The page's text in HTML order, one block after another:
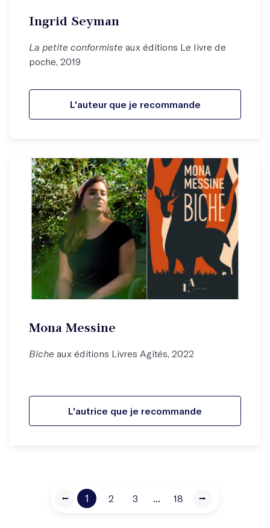
Ingrid Seyman
La petite conformiste aux éditions Le livre de
poche, 2019
L'auteur que je recommande
Mona Messine
Biche aux éditions Livres Agités, 2022
L'autrice que je recommande
⭠ 1 2 3 ... 18 ⭢